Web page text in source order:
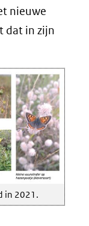
nieuwe
dat in zijn
in 2021.